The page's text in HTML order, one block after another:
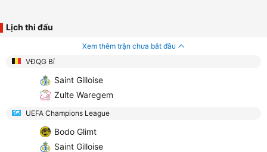
Lịch thi đấu
Xem thêm trận chưa bắt đầu
VĐQG Bỉ
Saint Gilloise
Zulte Waregem
UEFA Champions League
Bodo Glimt
Saint Gilloise